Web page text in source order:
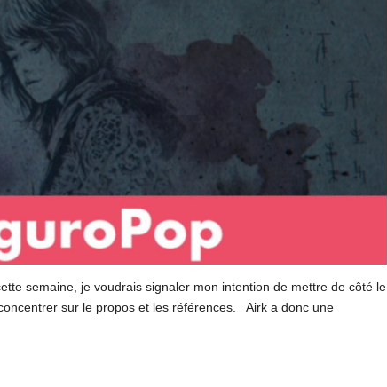
semaine, je voudrais signaler mon intention de mettre de côté le
sur le propos et les références. Airk a donc une